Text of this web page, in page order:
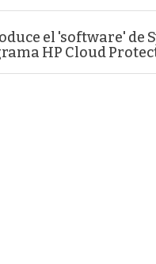
el 'software' de
HP Cloud